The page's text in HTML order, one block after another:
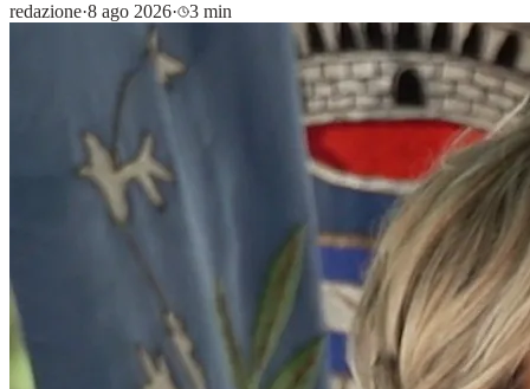
redazione·8 ago 2026· 3 min